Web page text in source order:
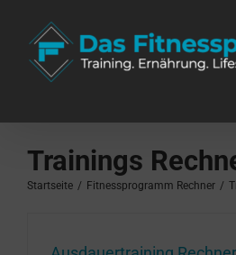
springen
Trainings
Startseite / Fitnessprogramm Rechner /